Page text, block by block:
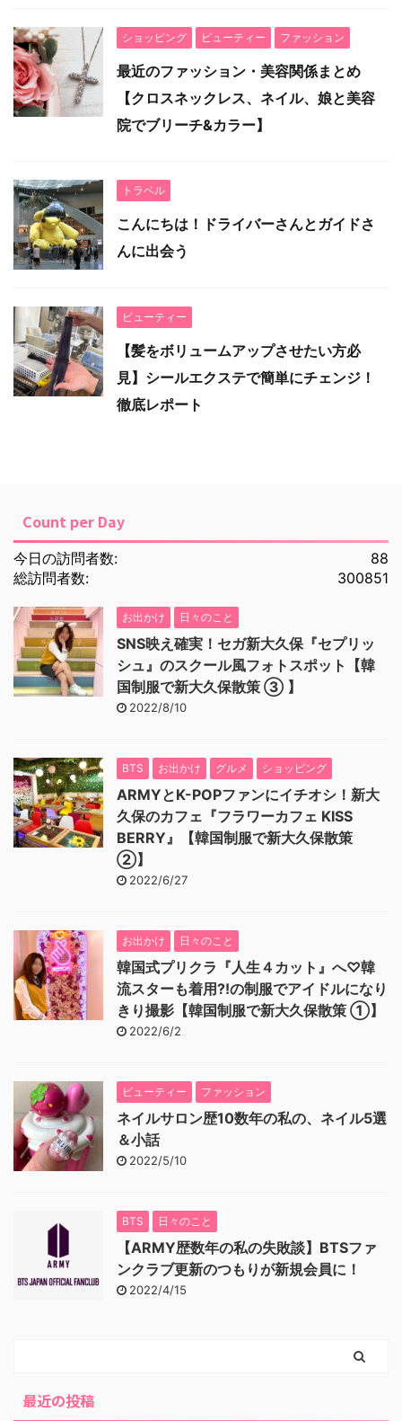
ショッピング ビューティー ファッション
最近のファッション・美容関係まとめ
【クロスネックレス、ネイル、娘と美容
院でブリーチ&カラー】
トラベル
こんにちは！ドライバーさんとガイドさ
んに出会う
ビューティー
【髪をボリュームアップさせたい方必
見】シールエクステで簡単にチェンジ！
徹底レポート
Count per Day
88
今日の訪問者数:
300851
総訪問者数:
お出かけ 日々のこと
SNS映え確実！セガ新大久保『セプリッ
シュ』のスクール風フォトスポット【韓
国制服で新大久保散策 ③ 】
2022/8/10
BTS お出かけ グルメ ショッピング
ARMYとK-POPファンにイチオシ！新大
久保のカフェ『フラワーカフェ KISS
BERRY』【韓国制服で新大久保散策
②】
2022/6/27
お出かけ 日々のこと
韓国式プリクラ『人生４カット』へ♡韓
流スターも着用⁈の制服でアイドルになり
きり撮影【韓国制服で新大久保散策 ①】
2022/6/2
ビューティー ファッション
ネイルサロン歴10数年の私の、ネイル5選
＆小話
2022/5/10
BTS 日々のこと
【ARMY歴数年の私の失敗談】BTSファ
ンクラブ更新のつもりが新規会員に！
2022/4/15
最近の投稿